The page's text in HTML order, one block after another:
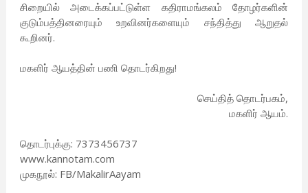
சிறையில் அடைக்கப்பட்டுள்ள கதிராமங்கலம் தோழர்களின்
குடும்பத்தினரையும் உறவினர்களையும் சந்தித்து ஆறுதல்
கூறினர்.
மகளிர் ஆயத்தின் பணி தொடர்கிறது!
செய்தித் தொடர்பகம்,
மகளிர் ஆயம்.
தொடர்புக்கு: 7373456737
www.kannotam.com
முகநூல்: FB/MakalirAayam